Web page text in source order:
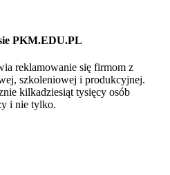
PKM.EDU.PL
reklamowanie się firmom z
szkoleniowej i produkcyjnej.
kilkadziesiąt tysięcy osób
i nie tylko.